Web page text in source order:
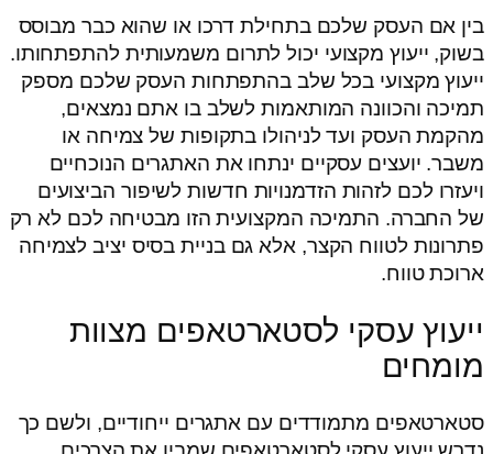
בין אם העסק שלכם בתחילת דרכו או שהוא כבר מבוסס
בשוק, ייעוץ מקצועי יכול לתרום משמעותית להתפתחותו.
ייעוץ מקצועי בכל שלב בהתפתחות העסק שלכם מספק
תמיכה והכוונה המותאמות לשלב בו אתם נמצאים,
מהקמת העסק ועד לניהולו בתקופות של צמיחה או
משבר. יועצים עסקיים ינתחו את האתגרים הנוכחיים
ויעזרו לכם לזהות הזדמנויות חדשות לשיפור הביצועים
של החברה. התמיכה המקצועית הזו מבטיחה לכם לא רק
פתרונות לטווח הקצר, אלא גם בניית בסיס יציב לצמיחה
ארוכת טווח.
ייעוץ עסקי לסטארטאפים מצוות
מומחים
סטארטאפים מתמודדים עם אתגרים ייחודיים, ולשם כך